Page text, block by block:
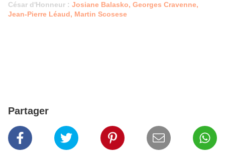
César d'Honneur : Josiane Balasko, Georges Cravenne,
Jean-Pierre Léaud, Martin Scosese
Partager